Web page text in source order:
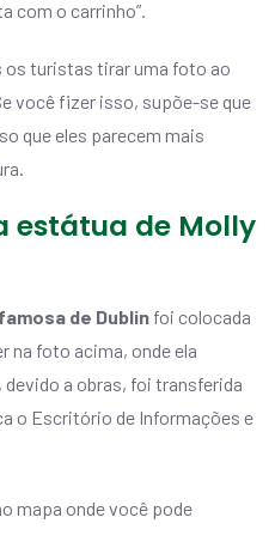
com o carrinho”.
os turistas tirar uma foto ao
você fizer isso, supõe-se que
que eles parecem mais
estátua de Molly
de Dublin foi colocada
na foto acima, onde ela
devido a obras, foi transferida
o Escritório de Informações e
mapa onde você pode